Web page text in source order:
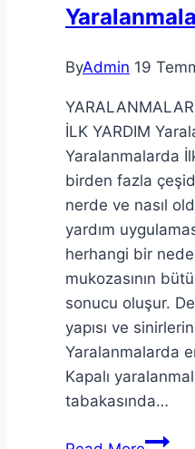
ByAdmin 19
İLK YARDIM
Yaralanmalarda
birden fazla
nerde ve nasıl
yardım
herhangi bir
mukozasının
sonucu oluşur.
yapısı ve
Yaralanmalarda
Kapalı
tabakasında…